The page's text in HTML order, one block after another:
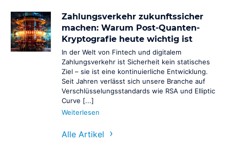
Zahlungsverkehr zukunftssicher
machen: Warum Post-Quanten-
Kryptografie heute wichtig ist
In der Welt von Fintech und digitalem
Zahlungsverkehr ist Sicherheit kein statisches
Ziel – sie ist eine kontinuierliche Entwicklung.
Seit Jahren verlässt sich unsere Branche auf
Verschlüsselungsstandards wie RSA und Elliptic
Curve [...]
Weiterlesen
Alle Artikel